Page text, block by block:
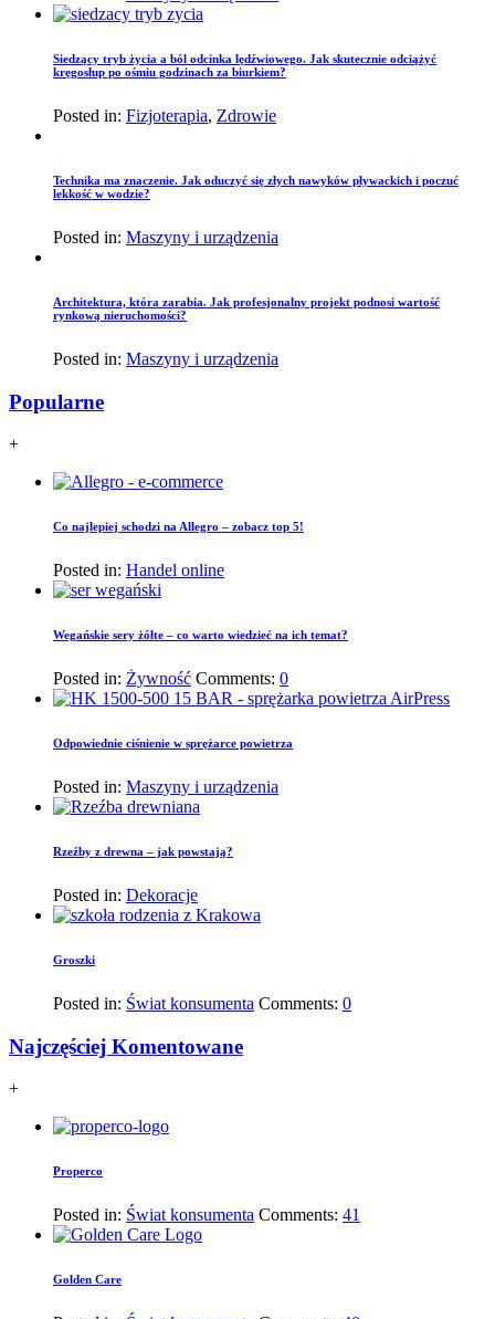
Siedzący tryb życia a ból odcinka lędźwiowego. Jak skutecznie odciążyć
kręgosłup po ośmiu godzinach za biurkiem?
Posted in: Fizjoterapia, Zdrowie
Technika ma znaczenie. Jak oduczyć się złych nawyków pływackich i poczuć
lekkość w wodzie?
Posted in: Maszyny i urządzenia
Architektura, która zarabia. Jak profesjonalny projekt podnosi wartość
rynkową nieruchomości?
Posted in: Maszyny i urządzenia
Popularne
+
Co najlepiej schodzi na Allegro – zobacz top 5!
Posted in: Handel online
Wegańskie sery żółte – co warto wiedzieć na ich temat?
Posted in: Żywność Comments: 0
Odpowiednie ciśnienie w sprężarce powietrza
Posted in: Maszyny i urządzenia
Rzeźby z drewna – jak powstają?
Posted in: Dekoracje
Groszki
Posted in: Świat konsumenta Comments: 0
Najczęściej Komentowane
+
Properco
Posted in: Świat konsumenta Comments: 41
Golden Care